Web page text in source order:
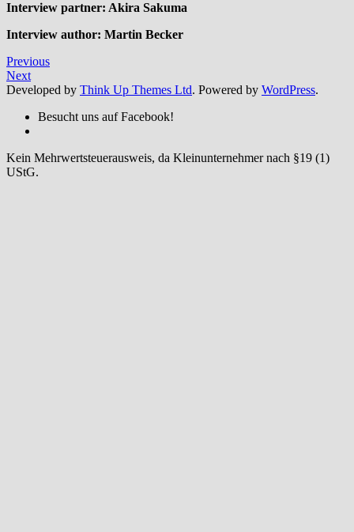
Interview partner: Akira Sakuma
Interview author: Martin Becker
Previous
Next
Developed by Think Up Themes Ltd. Powered by WordPress.
Besucht uns auf Facebook!
Kein Mehrwertsteuerausweis, da Kleinunternehmer nach §19 (1)
UStG.